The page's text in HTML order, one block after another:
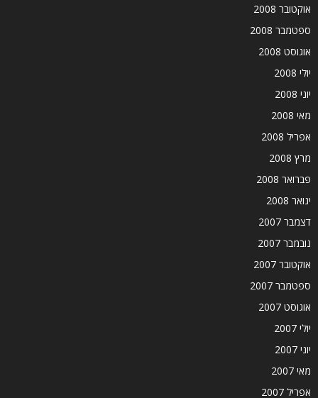
אוקטובר 2008
ספטמבר 2008
אוגוסט 2008
יולי 2008
יוני 2008
מאי 2008
אפריל 2008
מרץ 2008
פברואר 2008
ינואר 2008
דצמבר 2007
נובמבר 2007
אוקטובר 2007
ספטמבר 2007
אוגוסט 2007
יולי 2007
יוני 2007
מאי 2007
אפריל 2007